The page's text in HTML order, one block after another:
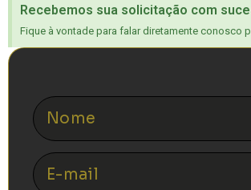
Recebemos sua solicitação com
Fique à vontade para falar diretamente conosco